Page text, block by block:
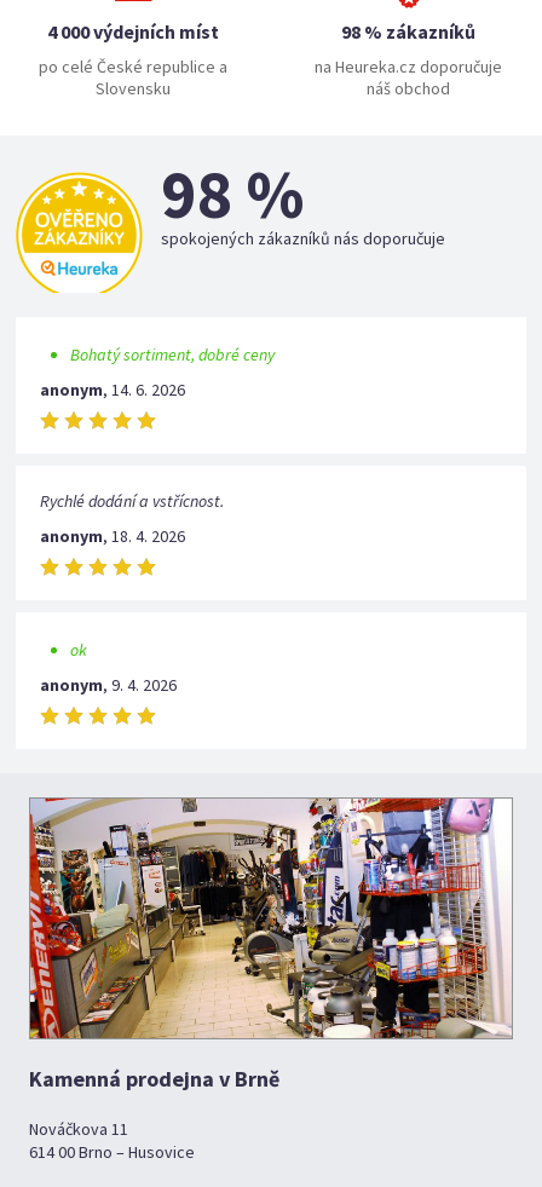
4 000 výdejních míst
po celé České republice a
Slovensku
98 % zákazníků
na Heureka.cz doporučuje
náš obchod
98 %
spokojených zákazníků nás doporučuje
Bohatý sortiment, dobré ceny
anonym,14. 6. 2026
Rychlé dodání a vstřícnost.
anonym,18. 4. 2026
ok
anonym,9. 4. 2026
Kamenná prodejna v Brně
Nováčkova 11
614 00 Brno – Husovice